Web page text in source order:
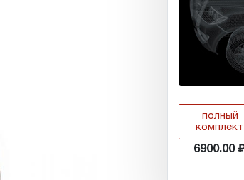
полный
комплект
6900.00